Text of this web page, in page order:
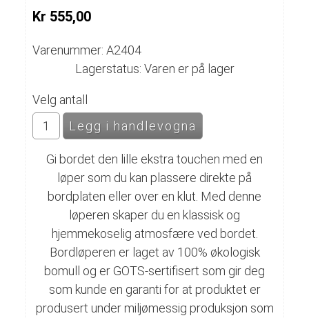
Kr 555,00
Varenummer: A2404
Lagerstatus: Varen er på lager
Velg antall
Gi bordet den lille ekstra touchen med en
løper som du kan plassere direkte på
bordplaten eller over en klut. Med denne
løperen skaper du en klassisk og
hjemmekoselig atmosfære ved bordet.
Bordløperen er laget av 100% økologisk
bomull og er GOTS-sertifisert som gir deg
som kunde en garanti for at produktet er
produsert under miljømessig produksjon som